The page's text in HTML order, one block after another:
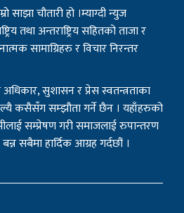
साझा चौतारी हो ।म्याग्दी न्युज
तथा अन्तराष्ट्रिय सहितको ताजा र
सामाग्रिहरु र विचार निरन्तर
अधिकार, सुशासन र प्रेस स्वतन्त्रताका
कसैसँग सम्झौता गर्ने छैन । यहाँहरुको
सम्प्रेषण गरी समाजलाई रुपान्तरण
सबैमा हार्दिक आग्रह गर्दछौं ।